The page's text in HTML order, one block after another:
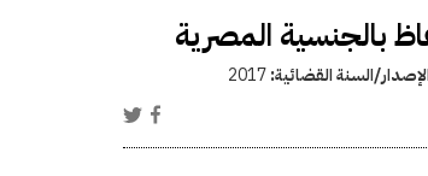
بالجنسية المصرية
السنة القضائية:2017